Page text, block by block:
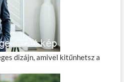
dizájn, amivel kitűnhetsz a